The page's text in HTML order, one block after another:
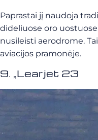
Paprastai jį naudoja
dideliuose oro
nusileisti aerodrome.
aviacijos pramonėje.
9. „Learjet 23